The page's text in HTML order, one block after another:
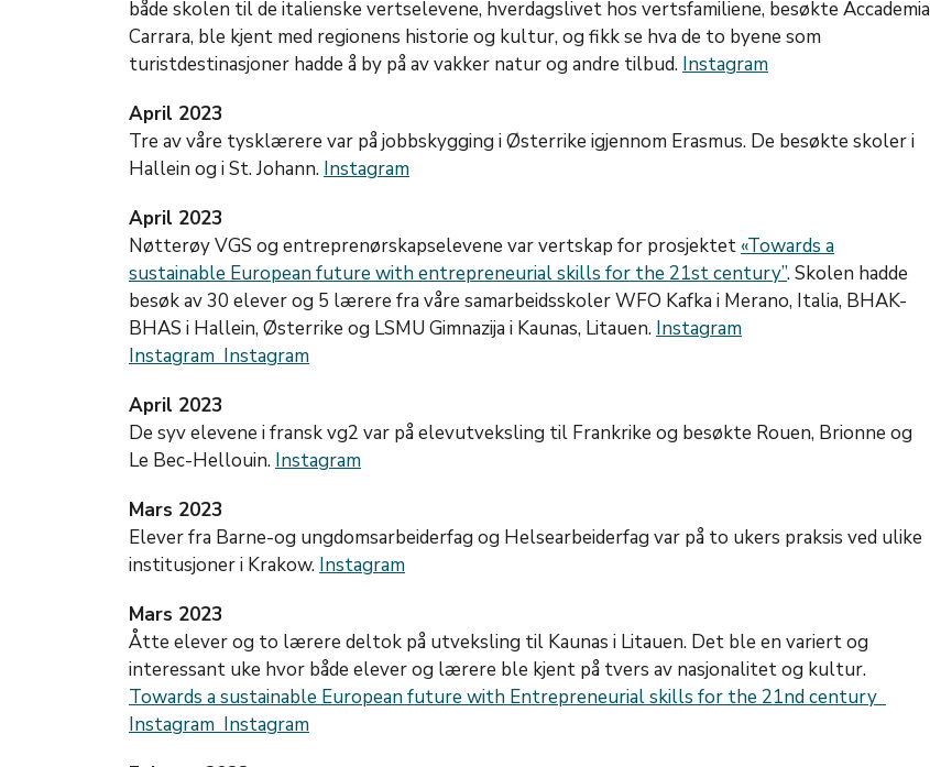
både skolen til de italienske vertselevene, hverdagslivet hos vertsfamiliene, besøkte Accademia
Carrara, ble kjent med regionens historie og kultur, og fikk se hva de to byene som
turistdestinasjoner hadde å by på av vakker natur og andre tilbud. Instagram
April 2023
Tre av våre tysklærere var på jobbskygging i Østerrike igjennom Erasmus. De besøkte skoler i
Hallein og i St. Johann. Instagram
April 2023
Nøtterøy VGS og entreprenørskapselevene var vertskap for prosjektet «Towards a
sustainable European future with entrepreneurial skills for the 21st century”. Skolen hadde
besøk av 30 elever og 5 lærere fra våre samarbeidsskoler WFO Kafka i Merano, Italia, BHAK-
BHAS i Hallein, Østerrike og LSMU Gimnazija i Kaunas, Litauen. Instagram
Instagram Instagram
April 2023
De syv elevene i fransk vg2 var på elevutveksling til Frankrike og besøkte Rouen, Brionne og
Le Bec-Hellouin. Instagram
Mars 2023
Elever fra Barne-og ungdomsarbeiderfag og Helsearbeiderfag var på to ukers praksis ved ulike
institusjoner i Krakow. Instagram
Mars 2023
Åtte elever og to lærere deltok på utveksling til Kaunas i Litauen. Det ble en variert og
interessant uke hvor både elever og lærere ble kjent på tvers av nasjonalitet og kultur.
Towards a sustainable European future with Entrepreneurial skills for the 21nd century
Instagram Instagram